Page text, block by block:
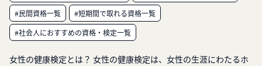
#民間資格一覧
#短期間で取れる資格一覧
#社会人におすすめの資格・検定一覧
女性の健康検定とは？ 女性の健康検定は、女性の生涯にわたるホ